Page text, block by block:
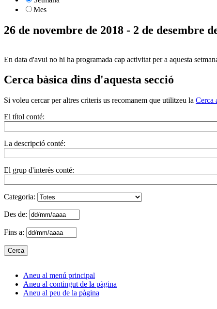
Mes
26 de novembre de 2018 - 2 de desembre
En data d'avui no hi ha programada cap activitat per a aquesta
Cerca bàsica dins d'aquesta secció
Si voleu cercar per altres criteris us recomanem que utilitzeu la Cerca
El títol conté:
La descripció conté:
El grup d'interès conté:
Categoria:
Des de:
Fins a:
Aneu al menú principal
Aneu al contingut de la pàgina
Aneu al peu de la pàgina